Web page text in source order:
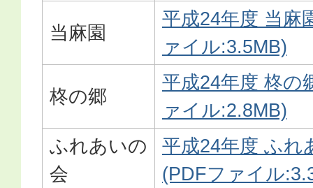
当麻園
平成24年度 当麻
ァイル:3.5MB)
柊の郷
平成24年度 柊の
ァイル:2.8MB)
ふれあいの
会
平成24年度 ふれ
(PDFファイル